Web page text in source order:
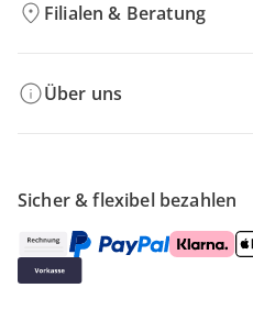
Filialen & Beratung
Über uns
Sicher & flexibel bezahlen